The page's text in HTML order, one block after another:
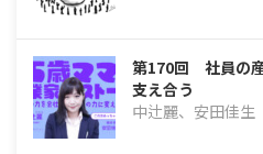
第170回 社員の
支え合う
中辻麗、安田佳生